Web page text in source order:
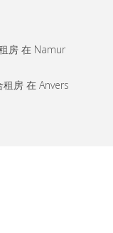
房 在 Namur
租房 在 Anvers